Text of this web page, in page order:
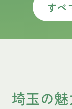
すべ
埼玉の魅